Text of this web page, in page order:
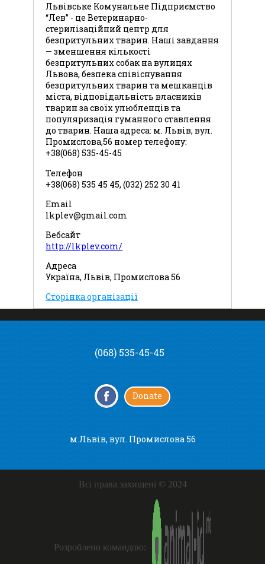
Львівське Комунальне Підприємство
“Лев” - це Ветеринарно-
стерилізаційний центр для
безпритульних тварин. Наші завдання
— зменшення кількості
безпритульних собак на вулицях
Львова, безпека співіснування
безпритульних тварин та мешканців
міста, відповідальність власників
тварин за своїх улюбленців та
популяризація гуманного ставлення
до тварин. Наша адреса: м. Львів, вул.
Промислова,56 номер телефону:
+38(068) 535-45-45
Телефон
+38(068) 535 45 45, (032) 252 30 41
Email
lkplev@gmail.com
Вебсайт
http://lkplev.com/
Адреса
Україна, Львів, Промислова 56
Сторінка організації
(068) 535-45-45
Donate
м.Львів, вул. Промислова 56
Всі права захищені © 2024
Розроблено командою: